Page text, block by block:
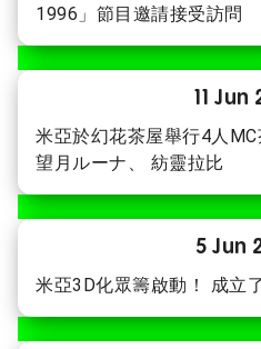
1996」節目邀請接受訪問
11 Jun
米亞於幻花茶屋舉行4人MC
望月ルーナ、 紡靈拉比
5 Jun
米亞3D化眾籌啟動！ 成立